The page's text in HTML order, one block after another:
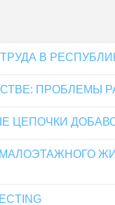
В
ПРОБЛЕМЫ
ЦЕПОЧКИ